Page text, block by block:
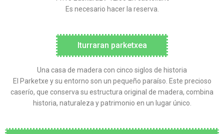
Es necesario hacer la reserva.
Iturraran parketxea
Una casa de madera con cinco siglos de historia
El Parketxe y su entorno son un pequeño paraíso. Este precioso
caserío, que conserva su estructura original de madera, combina
historia, naturaleza y patrimonio en un lugar único.